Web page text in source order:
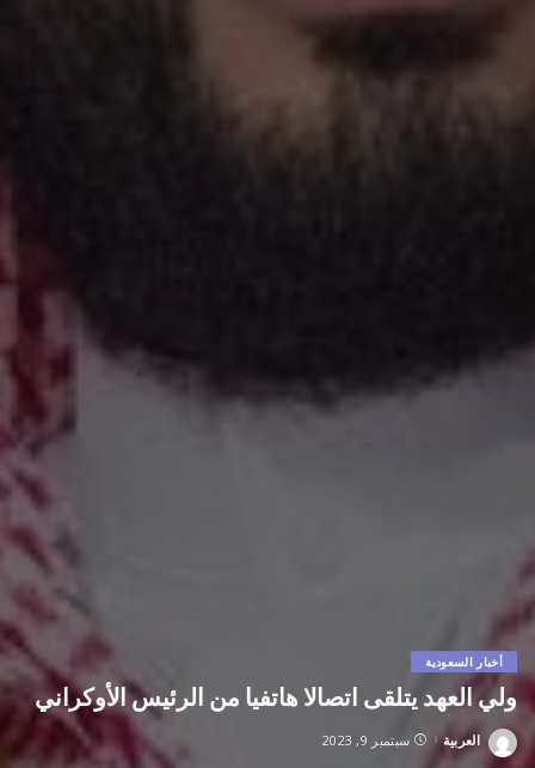
أخبار السعودية
ولي العهد يتلقى اتصالا هاتفيا من الرئيس الأوكراني
Posted
by
العربية سبتمبر 9, 2023